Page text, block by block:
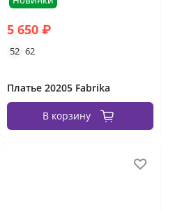
5 650 ₽
52 62
Платье 20205 Fabrika
В корзину